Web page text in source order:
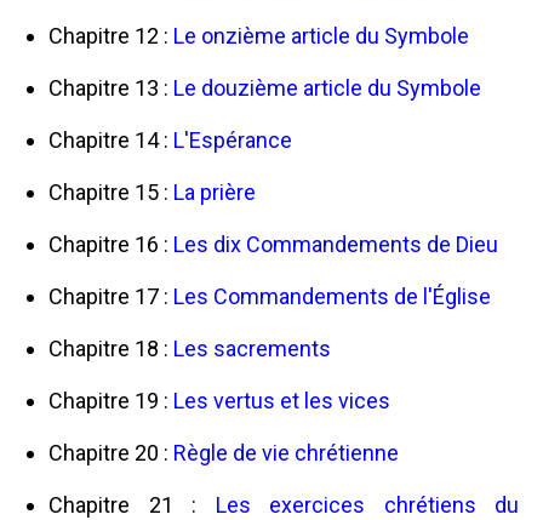
Chapitre 12 : Le onzième article du Symbole
Chapitre 13 : Le douzième article du Symbole
Chapitre 14 : L'Espérance
Chapitre 15 : La prière
Chapitre 16 : Les dix Commandements de Dieu
Chapitre 17 : Les Commandements de l'Église
Chapitre 18 : Les sacrements
Chapitre 19 : Les vertus et les vices
Chapitre 20 : Règle de vie chrétienne
Chapitre 21 : Les exercices chrétiens du